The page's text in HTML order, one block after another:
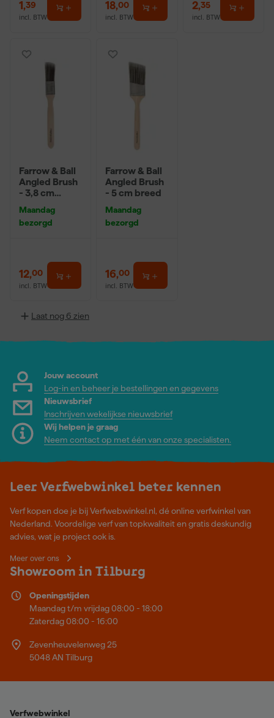
1,39
incl. BTW
18,00
incl. BTW
2,35
incl. BTW
Farrow & Ball
Angled Brush
- 3,8 cm
Maandag
bezorgd
12,00
incl. BTW
Farrow & Ball
Angled Brush
- 5 cm breed
Maandag
bezorgd
16,00
incl. BTW
Laat nog 6 zien
Jouw account
Log-in en beheer je bestellingen en gegevens
Nieuwsbrief
Inschrijven wekelijkse nieuwsbrief
Wij helpen je graag
Neem contact op met één van onze specialisten.
Leer Verfwebwinkel beter kennen
Verf kopen doe je bij Verfwebwinkel.nl, dé online verfwinkel van
Nederland. Voordelige verf van topkwaliteit en gratis deskundig
advies, wat je project ook is.
Meer over ons
Showroom in Tilburg
Openingstijden
Maandag t/m vrijdag 08:00 - 18:00
Zaterdag 08:00 - 16:00
Zevenheuvelenweg 25
5048 AN Tilburg
Verfwebwinkel